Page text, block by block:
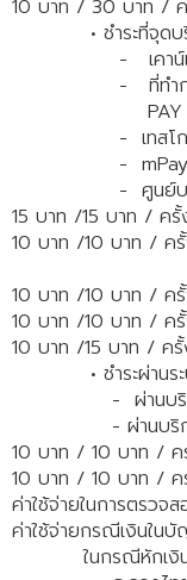
10 บาท / 30 บาท /
• ชำระที่จุดบริก
- เคาน์เตอร์
- ที่ทำการไป
PAY AT
- เทสโกโลตั
- mPay
- ศูนย์บริการ
15 บาท /15 บาท / ครั้
10 บาท /10 บาท / ค
10 บาท /10 บาท / ค
10 บาท /10 บาท / ค
10 บาท /15 บาท / ค
• ชำระผ่านระบ
- ผ่านบริการ
- ผ่านบริการ
10 บาท / 10 บาท / ค
10 บาท / 10 บาท / ค
ค่าใช้จ่ายในการตรวจ
ค่าใช้จ่ายกรณีเงินใน
ในกรณีหักเงินผ่